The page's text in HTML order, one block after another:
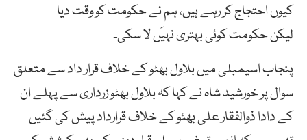
کیوں احتجاج کر رہے ہیں، ہم نے حکومت کو وقت دیا
لیکن حکومت کوئی بہتری نہیَں لا سکی۔
پنجاب اسیمبلی میں بلاول بھٹو کے خلاف قرار داد سے متعلق
سوال پر خورشید شاہ نے کہا کہ بلاول بھٹو زرداری سے پہلے ان
کے دادا ذوالفقار علی بھٹو کے خلاف قرارداد پیش کی گئیں